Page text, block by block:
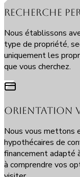
Recherche
Nous établissons
type de propriété,
uniquement les
que vous cherchez.
Orientation
Nous vous mettons
hypothécaires de
financement adapté
à comprendre vos